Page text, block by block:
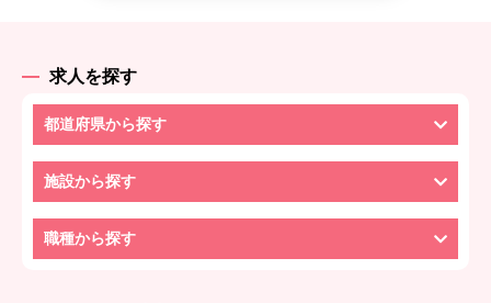
求人を探す
都道府県から探す
施設から探す
職種から探す